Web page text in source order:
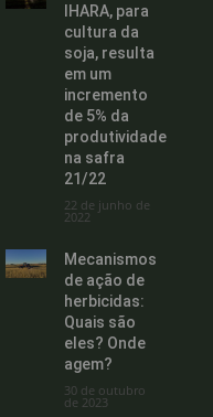
IHARA, para
cultura da
soja, resulta
em um
incremento
de 5% da
produtividade
na safra
21/22
22 de junho de
2022
Mecanismos
de ação de
herbicidas:
Quais são
eles? Onde
agem?
30 de outubro
de 2023